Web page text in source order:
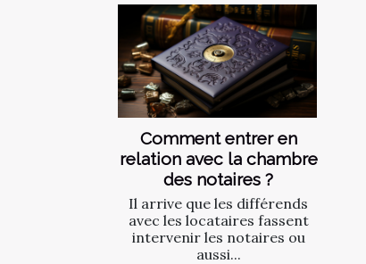
Comment entrer en
relation avec la chambre
des notaires ?
Il arrive que les différends
avec les locataires fassent
intervenir les notaires ou
aussi...